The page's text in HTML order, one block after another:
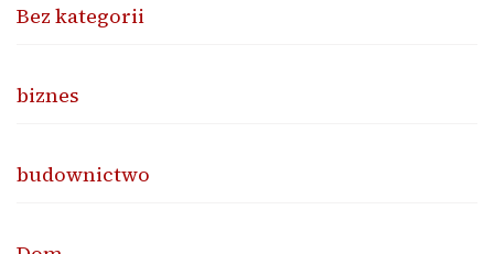
Bez kategorii
biznes
budownictwo